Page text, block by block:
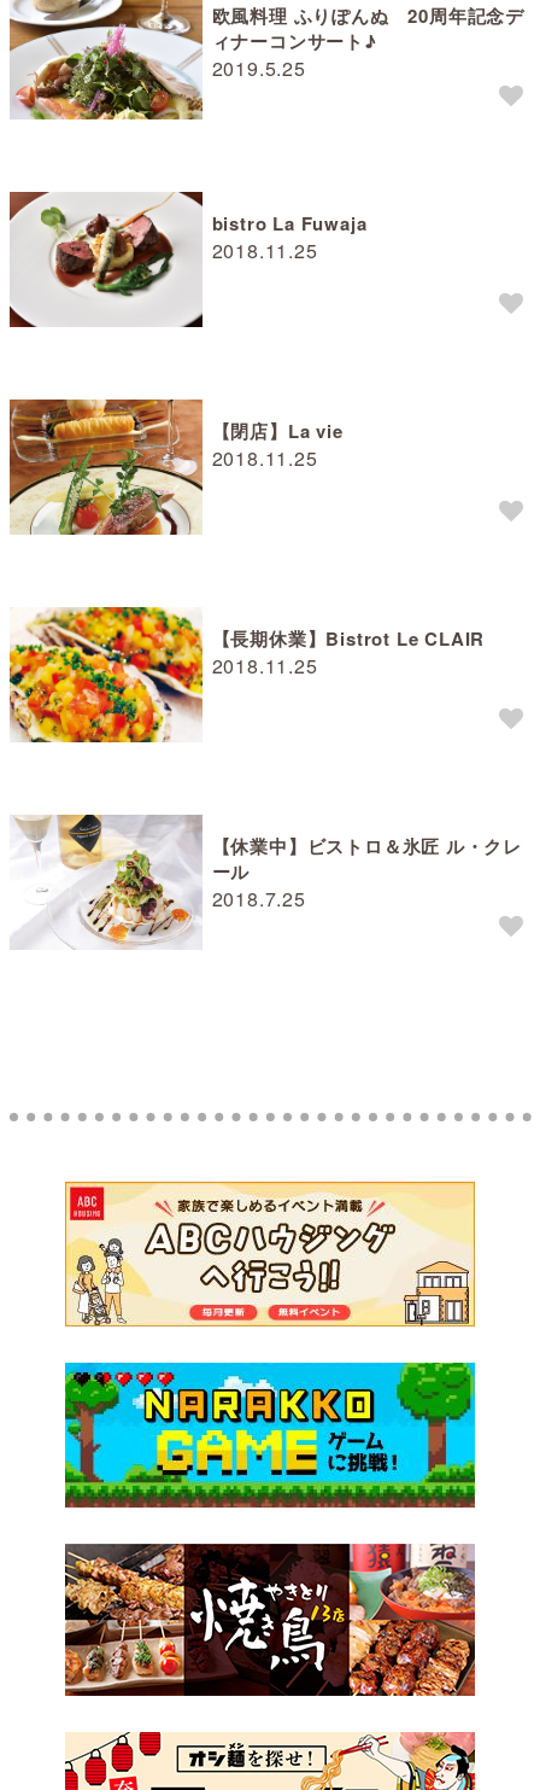
2019.5.25
欧風料理 ふりぽんぬ 20周年記念デ
ィナーコンサート♪
2018.11.25
bistro La Fuwaja
2018.11.25
【閉店】La vie
2018.11.25
【長期休業】Bistrot Le CLAIR
2018.7.25
【休業中】ビストロ＆氷匠 ル・クレ
ール